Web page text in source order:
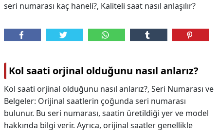
seri numarası kaç haneli?, Kaliteli saat nasıl anlaşılır?
Kol saati orjinal olduğunu nasıl anlarız?
Kol saati orjinal olduğunu nasıl anlarız?, Seri Numarası ve
Belgeler: Orijinal saatlerin çoğunda seri numarası
bulunur. Bu seri numarası, saatin üretildiği yer ve model
hakkında bilgi verir. Ayrıca, orijinal saatler genellikle